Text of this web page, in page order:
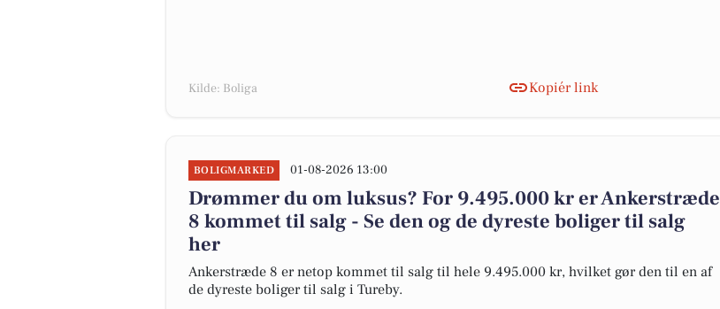
Kilde: Boliga Kopiér link
BOLIGMARKED 01-08-2026 13:00
Drømmer du om luksus? For 9.495.000 kr er Ankerstræde
8 kommet til salg - Se den og de dyreste boliger til salg
her
Ankerstræde 8 er netop kommet til salg til hele 9.495.000 kr, hvilket gør den til en af
de dyreste boliger til salg i Tureby.